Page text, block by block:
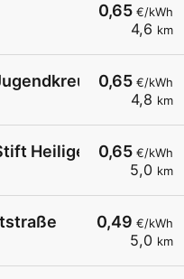
0,65 €/kWh
4,6 km
0,65 €/kWh
4,8 km
0,65 €/kWh
5,0 km
Heiligenkreuz
0,49 €/kWh
5,0 km